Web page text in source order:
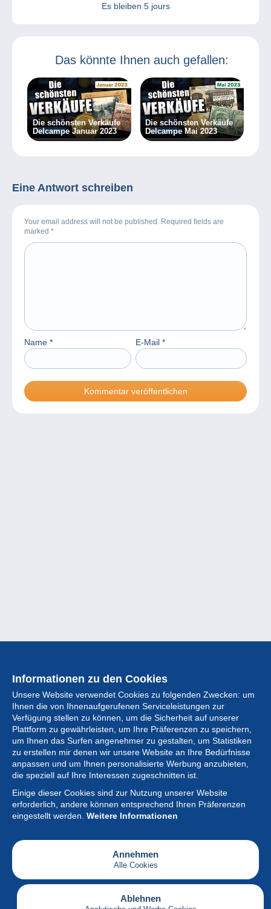
Es bleiben 5 jours
Das könnte Ihnen auch gefallen:
Die schönsten Verkäufe
Delcampe Januar 2023
Die schönsten Verkäufe
Delcampe Mai 2023
Eine Antwort schreiben
Your email address will not be published. Required fields are
marked *
Name * E-Mail *
Informationen zu den Cookies
Unsere Website verwendet Cookies zu folgenden Zwecken: um
Ihnen die von Ihnenaufgerufenen Serviceleistungen zur
Verfügung stellen zu können, um die Sicherheit auf unserer
Plattform zu gewährleisten, um Ihre Präferenzen zu speichern,
um Ihnen das Surfen angenehmer zu gestalten, um Statistiken
zu erstellen mir denen wir unsere Website an Ihre Bedürfnisse
anpassen und um Ihnen personalisierte Werbung anzubieten,
die speziell auf Ihre Interessen zugeschnitten ist.
Einige dieser Cookies sind zur Nutzung unserer Website
erforderlich, andere können entsprechend Ihren Präferenzen
eingestellt werden. Weitere Informationen
Annehmen
Alle Cookies
Ablehnen
Sammlung
Neuigkeiten
Artikel
Gesellschaft
Serviceleistungen
Schreiben